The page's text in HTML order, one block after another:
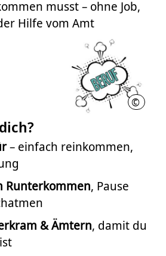
musst – ohne Job,
Hilfe vom Amt
©
– einfach reinkommen,
Runterkommen, Pause
& Ämtern, damit du